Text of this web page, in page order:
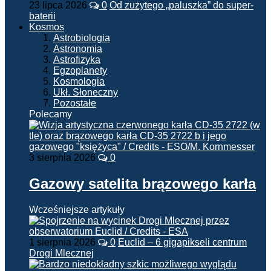
23 lipca 2026 0 Od zużytego „paluszka” do super-
baterii
Kosmos
Astrobiologia
Astronomia
Astrofizyka
Egzoplanety
Kosmologia
Ukł. Słoneczny
Pozostałe
Polecamy
3 sierpnia 2026 0
Gazowy satelita brązowego karła
Wcześniejsze artykuły
1 sierpnia 2026 0 Euclid – 6 gigapikseli centrum
Drogi Mlecznej